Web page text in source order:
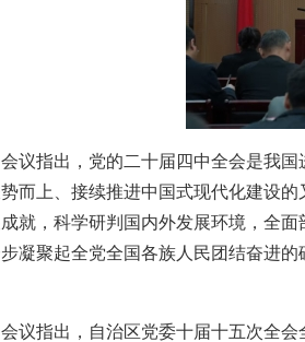
会议指出，党的二十届四中全会是我
而上、接续推进中国式现代化建设
就，科学研判国内外发展环境，全
凝聚起全党全国各族人民团结奋进
会议指出，自治区党委十届十五次全